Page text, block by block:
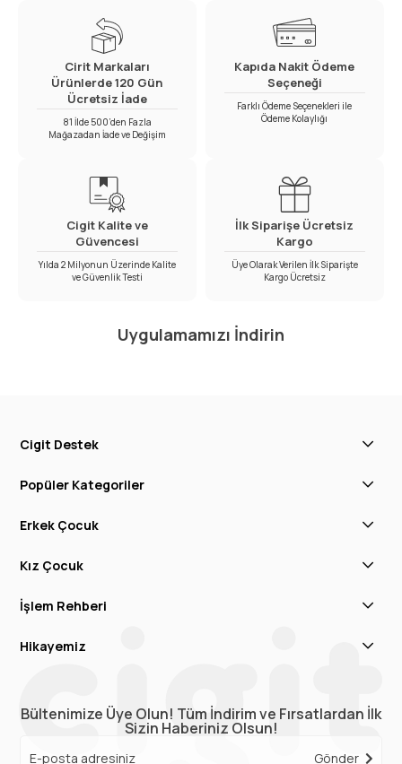
Cirit Markaları
Ürünlerde 120 Gün
Ücretsiz İade
81 İlde 500’den Fazla
Mağazadan İade ve Değişim
Kapıda Nakit Ödeme
Seçeneği
Farklı Ödeme Seçenekleri ile
Ödeme Kolaylığı
Cigit Kalite ve
Güvencesi
Yılda 2 Milyonun Üzerinde Kalite
ve Güvenlik Testi
İlk Siparişe Ücretsiz
Kargo
Üye Olarak Verilen İlk Siparişte
Kargo Ücretsiz
Uygulamamızı İndirin
Cigit Destek
Popüler Kategoriler
Erkek Çocuk
Kız Çocuk
İşlem Rehberi
Hikayemiz
Bültenimize Üye Olun! Tüm İndirim ve Fırsatlardan İlk
Sizin Haberiniz Olsun!
Gönder